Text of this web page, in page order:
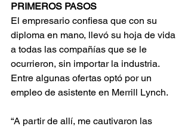
PRIMEROS PASOS
El empresario confiesa que con su
diploma en mano, llevó su hoja de vida
a todas las compañías que se le
ocurrieron, sin importar la industria.
Entre algunas ofertas optó por un
empleo de asistente en Merrill Lynch.
“A partir de allí, me cautivaron las